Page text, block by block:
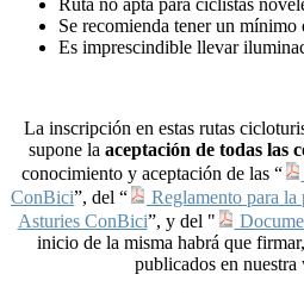
Ruta no apta para ciclistas
Se recomienda tener un
Es imprescindible llevar
La inscripción en estas rutas
supone la aceptación de todas las
conocimiento y aceptación de las “
ConBici”, del “
Reglamento para la
Asturies ConBici”, y del "
inicio de la misma habrá que
publicados en